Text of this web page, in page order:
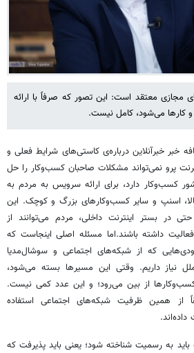
مجازی معتقد است: این تصور که صرفاً با ارائه
کارها می‌شود، کامل نیست.
خبر خبرآنلاین درباره‌ی کاستی‌های شرایط فعلی و
پرو نمی‌تواند مشکلات صاحبان کسب‌وکار را حل
کسب‌وکار دارد، برای ارائه سرویس به مردم به
اسنپ و سایر کسب‌وکارهای بزرگ و کوچک. این
در بستر اینترنت داخلی، مردم می‌توانند از
داشته باشند.اما مسئله اصلی اینجاست که
که از شبکه‌های اجتماعی و سوشال‌مدیا
نیاز داریم. وقتی این مسیرها بسته می‌شود،
از بین می‌رود؛ و این عدد کمی نیست.
از همین ظرفیت شبکه‌های اجتماعی استفاده
به رسمیت شناخته شود؛ یعنی باید پذیرفت که